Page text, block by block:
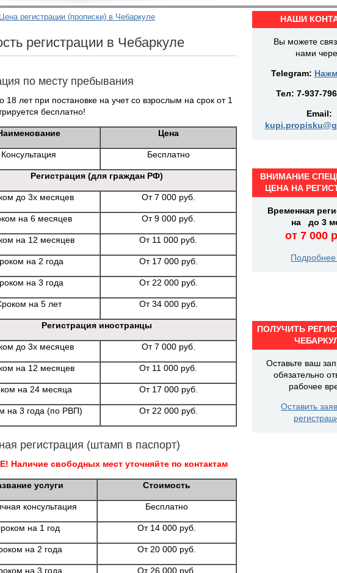
Цена регистрации (прописки) в Чебаркуле
регистрации в Чебаркуле
по месту пребывания
18 лет при постановке на учет со взрослым на срок от 1
бесплатно!
Цена
Консультация Бесплатно
Регистрация (для граждан РФ)
до 3х месяцев От 7 000 руб.
на 6 месяцев От 9 000 руб.
на 12 месяцев От 11 000 руб.
на 2 года От 17 000 руб.
на 3 года От 22 000 руб.
на 5 лет От 34 000 руб.
Регистрация иностранцы
до 3х месяцев От 7 000 руб.
на 12 месяцев От 11 000 руб.
на 24 месяца От 17 000 руб.
на 3 года (по РВП) От 22 000 руб.
регистрация (штамп в паспорт)
Наличие свободных мест уточняйте по контактам
услуги Стоимость
консультация Бесплатно
на 1 год От 14 000 руб.
на 2 года От 20 000 руб.
на 3 года От 26 000 руб.
НАШИ
Вы можете
нами
Telegram:
Тел: 7-937-
Email:
ВНИМАНИЕ
ЦЕНА НА
Временная
на до 3
от 7 000
Подробнее
ПОЛУЧИТЬ
Оставьте ваш
обязательно
рабочее
Оставить